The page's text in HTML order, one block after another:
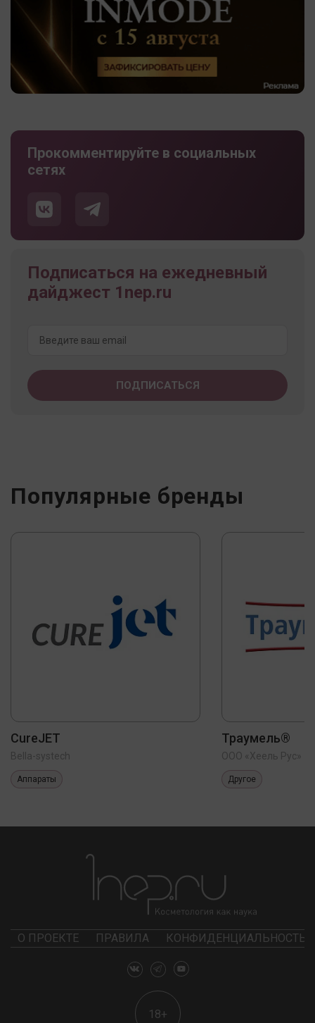
Прокомментируйте в социальных
сетях
Подписаться на ежедневный
дайджест 1nep.ru
Популярные бренды
CureJET
Bella-systech
Аппараты
Траумель®
ООО «Хеель Рус»
Другое
О ПРОЕКТЕ ПРАВИЛА КОНФИДЕНЦИАЛЬНОСТЬ
18+